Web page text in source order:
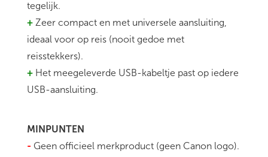
tegelijk.
+ Zeer compact en met universele aansluiting,
ideaal voor op reis (nooit gedoe met
reisstekkers).
+ Het meegeleverde USB-kabeltje past op iedere
USB-aansluiting.
MINPUNTEN
- Geen officieel merkproduct (geen Canon logo).